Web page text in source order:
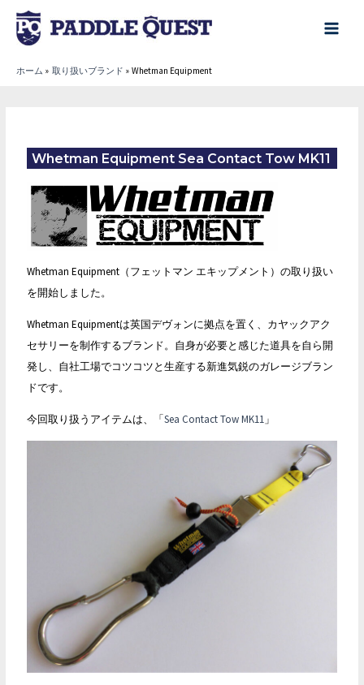
main
ホーム 取り扱いブランド Whetman Equipment
Whetman Equipment Sea Contact Tow MK11
Whetman Equipment（フェットマン エキップメント）の取り扱い
を開始しました。
Whetman Equipmentは英国デヴォンに拠点を置く、カヤックアク
セサリーを制作するブランド。自身が必要と感じた道具を自ら開
発し、自社工場でコツコツと生産する新進気鋭のガレージブラン
ドです。
今回取り扱うアイテムは、「Sea Contact Tow MK11」